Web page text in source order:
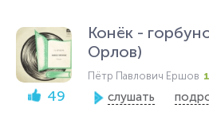
49
Конёк -
Орлов)
Пётр Павлович Ершов
слушать